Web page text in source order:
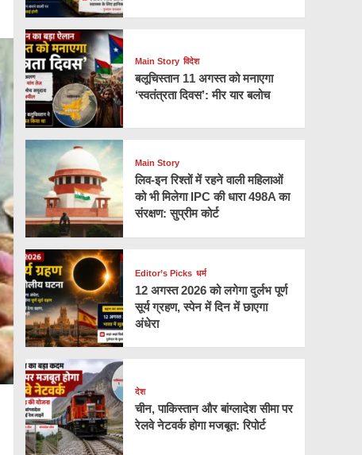
Main Story विदेश
बलूचिस्तान 11 अगस्त को मनाएगा
‘स्वतंत्रता दिवस’: मीर यार बलोच
Main Story
लिव-इन रिश्तों में रहने वाली महिलाओं
को भी मिलेगा IPC की धारा 498A का
संरक्षण: सुप्रीम कोर्ट
Editor’s Picks धर्म
12 अगस्त 2026 को लगेगा दुर्लभ पूर्ण
सूर्य ग्रहण, स्पेन में दिन में छाएगा
अंधेरा
देश
चीन, पाकिस्तान और बांग्लादेश सीमा पर
रेलवे नेटवर्क होगा मजबूत: रिपोर्ट